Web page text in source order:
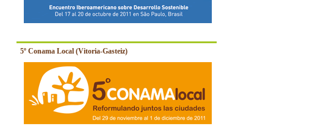
5º Conama Local (Vitoria-Gasteiz)